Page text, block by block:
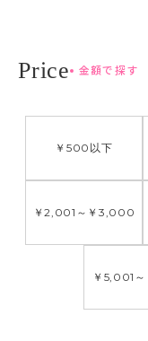
金額で探す
￥500 以下
￥2,001 ～ ￥3,000
￥5,001 ～